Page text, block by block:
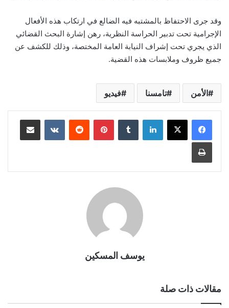
وقد جرى الاحتفاظ بالمشتبه فيه الضالع في ارتكاب هذه الأفعال
الإجرامية تحت تدبير الحراسة النظرية، رهن إشارة البحث القضائي
الذي يجري تحت إشراف النيابة العامة المختصة، وذلك للكشف عن
جميع ظروف وملابسات هذه القضية.
الأمن تامسنا فيديو
لينكدإن بينتيريست مشاركة عبر البريد
طباعة
يوسف المسكين
مقالات ذات صلة